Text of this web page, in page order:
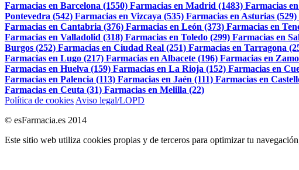
Farmacias en Barcelona (1550) Farmacias en Madrid (1483) Farmacias
Pontevedra (542) Farmacias en Vizcaya (535) Farmacias en Asturias (529)
Farmacias en Cantabria (376) Farmacias en León (373) Farmacias en
Farmacias en Valladolid (318) Farmacias en Toledo (299) Farmacias en
Burgos (252) Farmacias en Ciudad Real (251) Farmacias en Tarragona
Farmacias en Lugo (217) Farmacias en Albacete (196) Farmacias en
Farmacias en Huelva (159) Farmacias en La Rioja (152) Farmacias en
Farmacias en Palencia (113) Farmacias en Jaén (111) Farmacias en
Farmacias en Ceuta (31) Farmacias en Melilla (22)
Política de cookies Aviso legal/LOPD
© esFarmacia.es 2014
Este sitio web utiliza cookies propias y de terceros para optimizar tu